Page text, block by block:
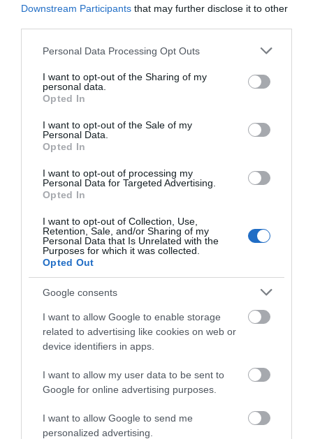
Downstream Participants that may further disclose it to other
Please note that this website/app uses one or more Google
not limited to your visit or usage behaviour. You may click to
grant or deny consent to Google and its third-party tags to
use your data for below specified purposes in below Google
consent section.
Personal Data Processing Opt Outs
I want to opt-out of the Sharing of my
personal data.
Opted In
I want to opt-out of the Sale of my
Personal Data.
Opted In
I want to opt-out of processing my
Personal Data for Targeted Advertising.
Opted In
I want to opt-out of Collection, Use,
Retention, Sale, and/or Sharing of my
Personal Data that Is Unrelated with the
Purposes for which it was collected.
Opted Out
Google consents
I want to allow Google to enable storage
related to advertising like cookies on web or
device identifiers in apps.
I want to allow my user data to be sent to
Google for online advertising purposes.
I want to allow Google to send me
personalized advertising.
ΠΡΟΣΟΧΗ: Πολύ υψηλός κίνδυνος πυρκαγιάς στις
ΟΡΜΟΣ ΚΟΡΘΙΟΥ: Όταν η φωτογραφία γίνεται μνήμη
ΧΩΡΟΤΑΞΙΚΟ ΓΙΑ ΤΟΝ ΤΟΥΡΙΣΜΟ: Η φέρουσα
ικανότητα στο επίκεντρο
Πρόσφατα Άρθρα
γενιά συναντά τη
ναυτοσύνη του νησιού
ΠΡΟΣΟΧΗ: Πολύ υψηλός
Κυκλάδες
08/08/2026
Φωτογραφίες-κειμήλια από
καλοκαίρια στην Άνδρο –
Από τον 19ο αιώνα μέχρι
και την δεκαετία του 1970